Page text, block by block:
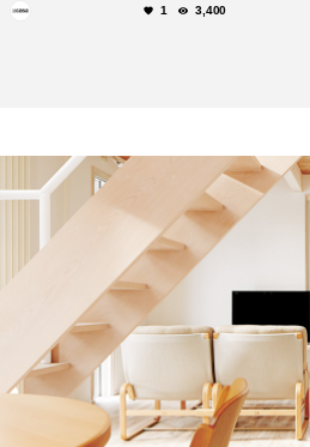
1 3,400